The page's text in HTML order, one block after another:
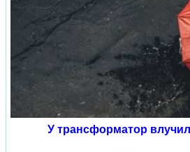
У трансформатор